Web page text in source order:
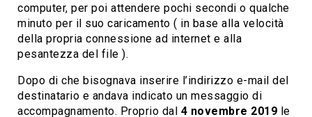
computer, per poi attendere pochi secondi o qualche
minuto per il suo caricamento ( in base alla velocità
della propria connessione ad internet e alla
pesantezza del file ).
Dopo di che bisognava inserire l’indirizzo e-mail del
destinatario e andava indicato un messaggio di
accompagnamento. Proprio dal 4 novembre 2019 le